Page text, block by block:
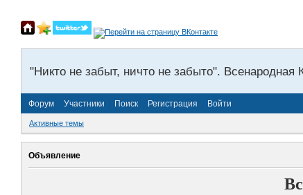
"Никто не забыт, ничто не забыто". Всенародная
Форум Участники Поиск Регистрация Войти
Активные темы
Объявление